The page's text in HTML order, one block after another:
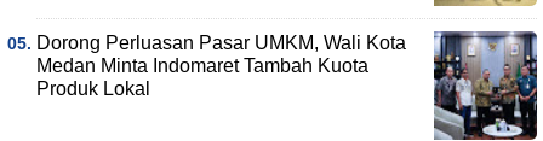
Dorong Perluasan Pasar UMKM, Wali Kota
Medan Minta Indomaret Tambah Kuota
Produk Lokal